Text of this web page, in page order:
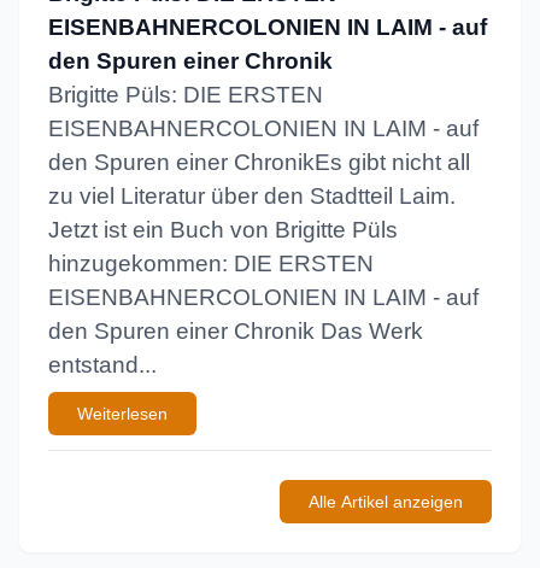
EISENBAHNERCOLONIEN IN LAIM - auf
den Spuren einer Chronik
Brigitte Püls: DIE ERSTEN
EISENBAHNERCOLONIEN IN LAIM - auf
den Spuren einer ChronikEs gibt nicht all
zu viel Literatur über den Stadtteil Laim.
Jetzt ist ein Buch von Brigitte Püls
hinzugekommen: DIE ERSTEN
EISENBAHNERCOLONIEN IN LAIM - auf
den Spuren einer Chronik Das Werk
entstand...
Weiterlesen
Alle Artikel anzeigen